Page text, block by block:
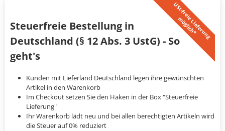
U
S
t
-
f
r
e
i
e
L
i
e
f
e
r
u
n
g
m
ö
g
l
i
c
h
*
Steuerfreie Bestellung in
Deutschland (§ 12 Abs. 3 UstG) - So
geht's
Kunden mit Lieferland Deutschland legen ihre gewünschten
Artikel in den Warenkorb
Im Checkout setzen Sie den Haken in der Box "Steuerfreie
Lieferung"
Ihr Warenkorb lädt neu und bei allen berechtigten Artikeln wird
die Steuer auf 0% reduziert